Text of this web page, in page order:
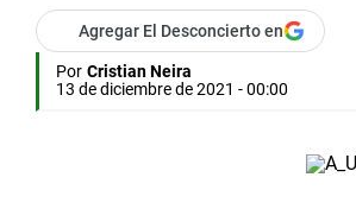
Agregar El Desconcierto en
Por Cristian Neira
13 de diciembre de 2021 - 00:00